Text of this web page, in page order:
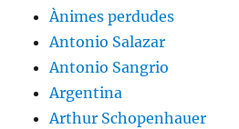
Ànimes perdudes
Antonio Salazar
Antonio Sangrio
Argentina
Arthur Schopenhauer